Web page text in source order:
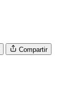
Compartir